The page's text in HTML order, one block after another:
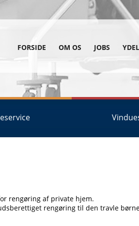
FORSIDE OM OS JOBS
rengøring af private hjem.
rengøring til den travle